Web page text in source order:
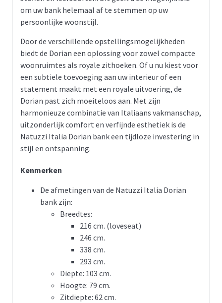
om uw bank helemaal af te stemmen op uw
persoonlijke woonstijl.
Door de verschillende opstellingsmogelijkheden
biedt de Dorian een oplossing voor zowel compacte
woonruimtes als royale zithoeken. Of u nu kiest voor
een subtiele toevoeging aan uw interieur of een
statement maakt met een royale uitvoering, de
Dorian past zich moeiteloos aan. Met zijn
harmonieuze combinatie van Italiaans vakmanschap,
uitzonderlijk comfort en verfijnde esthetiek is de
Natuzzi Italia Dorian bank een tijdloze investering in
stijl en ontspanning.
Kenmerken
De afmetingen van de Natuzzi Italia Dorian
bank zijn:
Breedtes:
216 cm. (loveseat)
246 cm.
338 cm.
293 cm.
Diepte: 103 cm.
Hoogte: 79 cm.
Zitdiepte: 62 cm.